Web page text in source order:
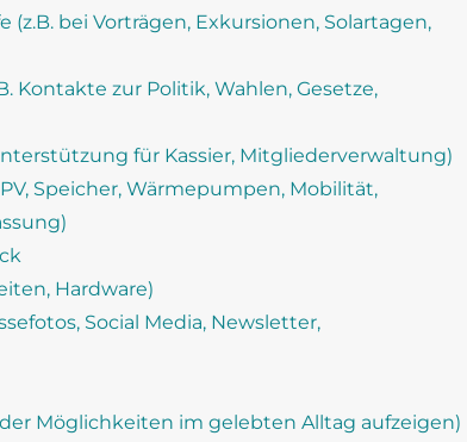
(z.B. bei Vorträgen, Exkursionen, Solartagen,
Kontakte zur Politik, Wahlen, Gesetze,
für Kassier, Mitgliederverwaltung)
Speicher, Wärmepumpen, Mobilität,
Hardware)
Social Media, Newsletter,
Möglichkeiten im gelebten Alltag aufzeigen)